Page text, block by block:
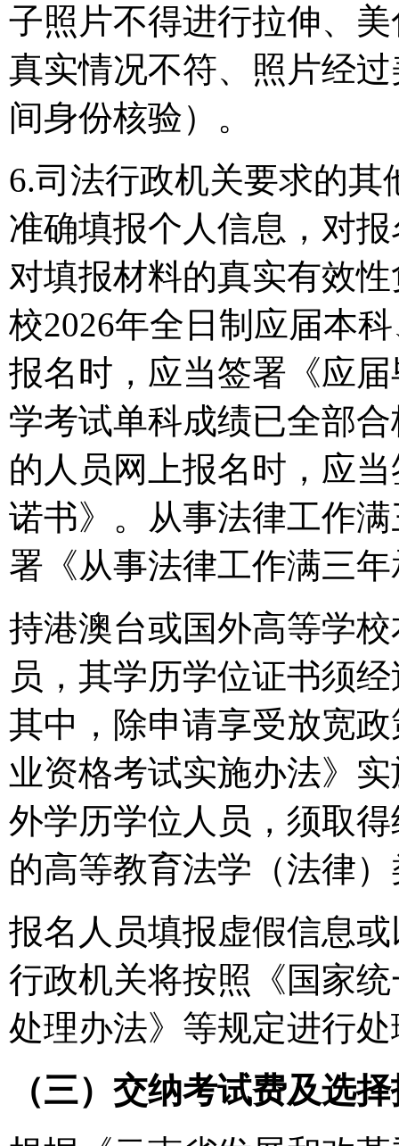
子照片不得进行拉伸、
真实情况不符、照片经
间身份核验）。
6.司法行政机关要求的
准确填报个人信息，对
对填报材料的真实有效
校2026年全日制应届本
报名时，应当签署《应
学考试单科成绩已全部
的人员网上报名时，应
诺书》。从事法律工作
署《从事法律工作满三
持港澳台或国外高等学
员，其学历学位证书须
其中，除申请享受放宽
业资格考试实施办法》
外学历学位人员，须取
的高等教育法学（法律
报名人员填报虚假信息
行政机关将按照《国家
处理办法》等规定进行
（三）交纳考试费及选